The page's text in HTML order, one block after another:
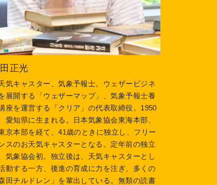
正光
気キャスター、気象予報士。ウェザービジネ
展開する「ウェザーマップ」、気象予報士養
座を運営する「クリア」の代表取締役。1950
愛知県に生まれる。日本気象協会東海本部、
京本部を経て、41歳のときに独立し、フリー
スのお天気キャスターとなる。定年前の独立
気象協会初。独立後は、天気キャスターとし
動する一方、後進の育成に力を注ぎ、多くの
田チルドレン」を輩出している。無類の読書